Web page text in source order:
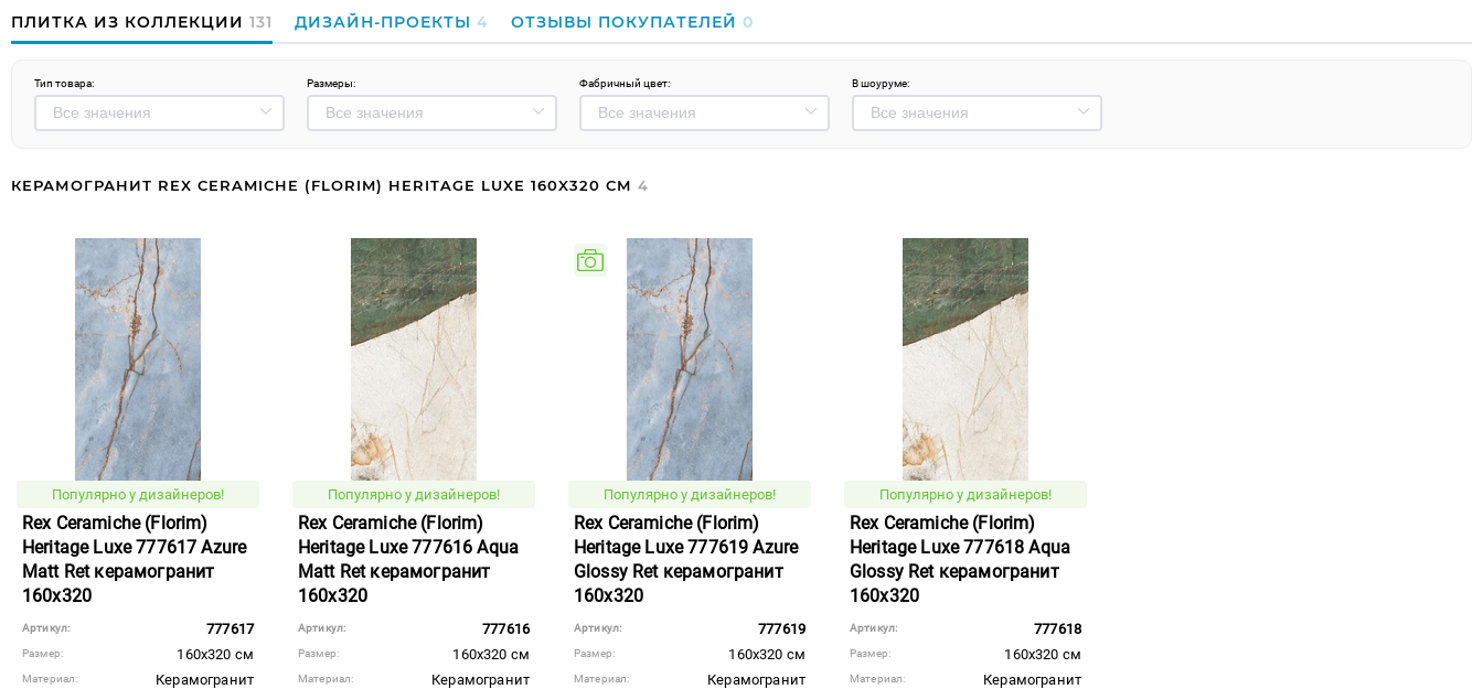
ПЛИТКА ИЗ КОЛЛЕКЦИИ 131 ДИЗАЙН-ПРОЕКТЫ 4 ОТЗЫВЫ ПОКУПАТЕЛЕЙ 0
Тип товара: Размеры: Фабричный цвет: В шоуруме:
КЕРАМОГРАНИТ REX CERAMICHE (FLORIM) HERITAGE LUXE 160X320 СМ 4
Популярно у дизайнеров!
Rex Ceramiche (Florim)
Heritage Luxe 777617 Azure
Matt Ret керамогранит
160x320
Артикул: 777617
Размер: 160x320 см
Материал: Керамогранит
Популярно у дизайнеров!
Rex Ceramiche (Florim)
Heritage Luxe 777616 Aqua
Matt Ret керамогранит
160x320
Артикул: 777616
Размер: 160x320 см
Материал: Керамогранит
Популярно у дизайнеров!
Rex Ceramiche (Florim)
Heritage Luxe 777619 Azure
Glossy Ret керамогранит
160x320
Артикул: 777619
Размер: 160x320 см
Материал: Керамогранит
Популярно у дизайнеров!
Rex Ceramiche (Florim)
Heritage Luxe 777618 Aqua
Glossy Ret керамогранит
160x320
Артикул: 777618
Размер: 160x320 см
Материал: Керамогранит